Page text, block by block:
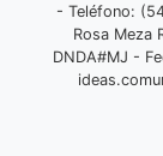
- Teléfono:
Rosa Meza
DNDA#MJ -